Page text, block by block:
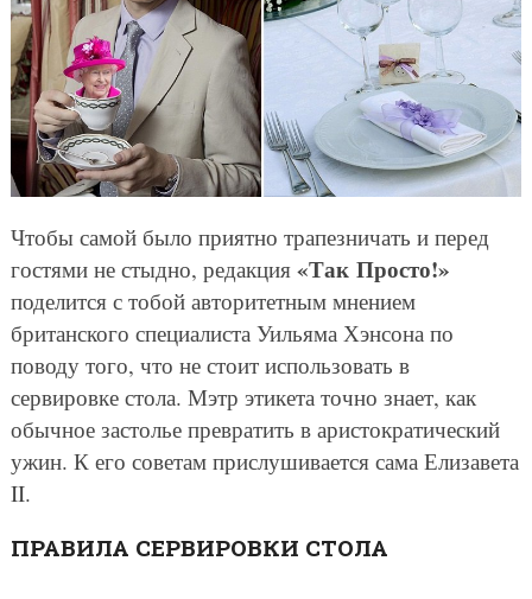
Чтобы самой было приятно трапезничать и перед
гостями не стыдно, редакция «Так Просто!»
поделится с тобой авторитетным мнением
британского специалиста Уильяма Хэнсона по
поводу того, что не стоит использовать в
сервировке стола. Мэтр этикета точно знает, как
обычное застолье превратить в аристократический
ужин. К его советам прислушивается сама Елизавета
II.
ПРАВИЛА СЕРВИРОВКИ СТОЛА